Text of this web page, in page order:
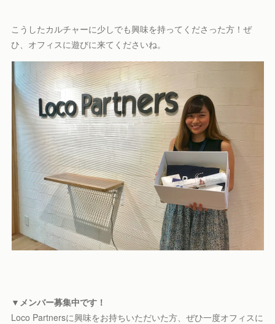
こうしたカルチャーに少しでも興味を持ってくださった方！ぜ
ひ、オフィスに遊びに来てくださいね。
▼メンバー募集中です！
Loco Partnersに興味をお持ちいただいた方、ぜひ一度オフィスに